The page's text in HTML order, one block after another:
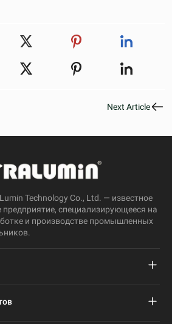
Next Article
Technology Co., Ltd. — известное
предприятие, специализирующееся на
и производстве промышленных